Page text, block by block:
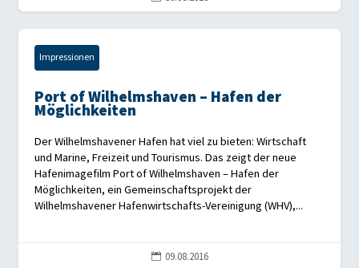
Impressionen
Port of Wilhelmshaven – Hafen der
Möglichkeiten
Der Wilhelmshavener Hafen hat viel zu bieten: Wirtschaft
und Marine, Freizeit und Tourismus. Das zeigt der neue
Hafenimagefilm Port of Wilhelmshaven – Hafen der
Möglichkeiten, ein Gemeinschaftsprojekt der
Wilhelmshavener Hafenwirtschafts-Vereinigung (WHV),...
 09.08.2016